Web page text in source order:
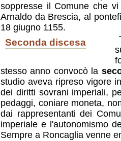
soppresse il Comune che
Arnaldo da Brescia, al
18 giugno 1155.
seconda discesa
Tornò quindi, nel 1158,
stesso anno convocò la
studio aveva ripreso vigore
dei diritti sovrani imperiali,
pedaggi, coniare moneta,
dai rappresentanti dei
imperiale e l'autonomismo
Sempre a Roncaglia venne